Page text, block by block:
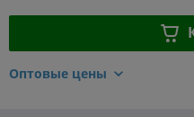
Оптовые цены